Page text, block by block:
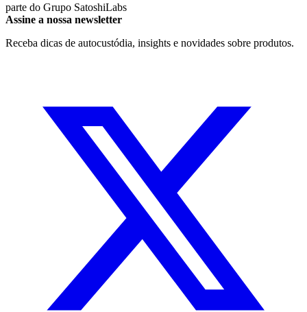
parte do Grupo SatoshiLabs
Assine a nossa newsletter
Receba dicas de autocustódia, insights e novidades sobre produtos.